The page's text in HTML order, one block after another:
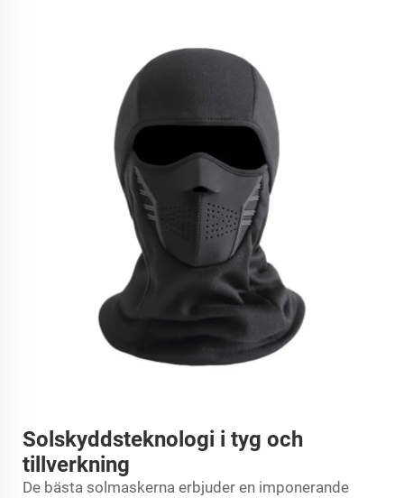
Solskyddsteknologi i tyg och
tillverkning
De bästa solmaskerna erbjuder en imponerande